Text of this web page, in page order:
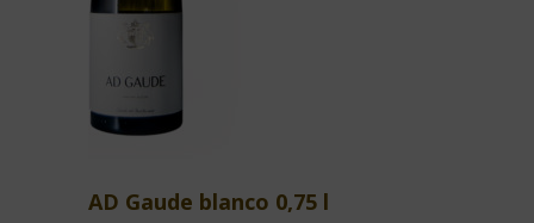
AD Gaude blanco 0,75 l